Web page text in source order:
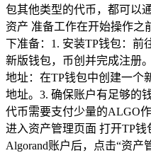
包其他类型的代币，都可以
资产 准备工作在开始操作之
下准备：1. 安装TP钱包：
新版钱包，币创并完成注册
地址：在TP钱包中创建一个
地址。3. 确保账户有足够的
代币需要支付少量的ALGO
进入资产管理页面 打开TP
Algorand账户后，点击“资产